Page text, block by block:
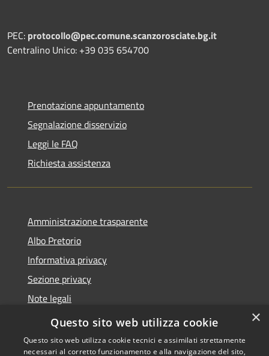
PEC: protocollo@pec.comune.scanzorosciate.bg.it
Centralino Unico: +39 035 654700
Prenotazione appuntamento
Segnalazione disservizio
Leggi le FAQ
Richiesta assistenza
Amministrazione trasparente
Albo Pretorio
Informativa privacy
Sezione privacy
Note legali
Dichiarazione di accessibilità
×
Questo sito web utilizza cookie
Questo sito web utilizza cookie tecnici e assimilati strettamente
necessari al corretto funzionamento e alla navigazione del sito,